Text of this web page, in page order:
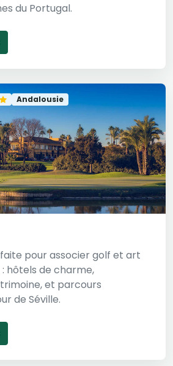
du Portugal.
Andalousie
pour associer golf et art
hôtels de charme,
et parcours
de Séville.